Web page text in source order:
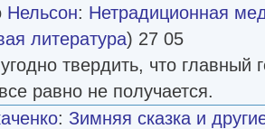
Нельсон: Нетрадиционная
литература) 27 05
твердить, что главный
равно не получается.
: Зимняя сказка и